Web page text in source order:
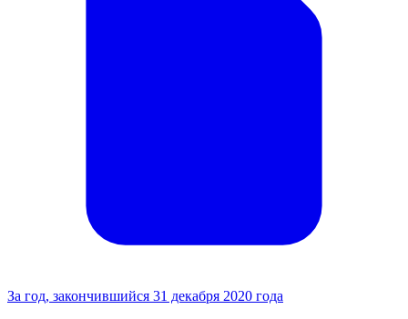
За год, закончившийся 31 декабря 2020 года